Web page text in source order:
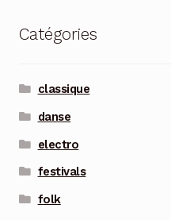
Catégories
classique
danse
electro
festivals
folk